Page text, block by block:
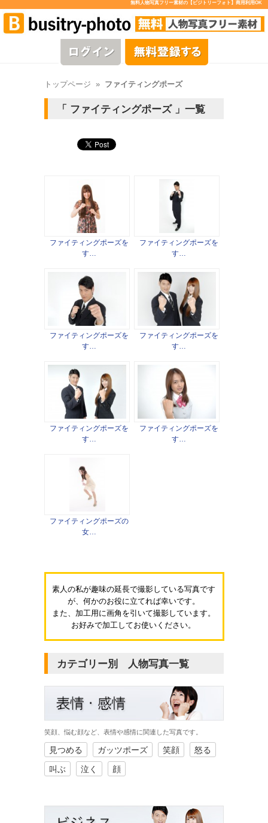
無料人物写真フリー素材の【ビジトリーフォト】商用利用OK
トップページ » ファイティングポーズ
ファイティングポーズ 一覧
ファイティングポーズを
す…
ファイティングポーズを
す…
ファイティングポーズを
す…
ファイティングポーズを
す…
ファイティングポーズを
す…
ファイティングポーズを
す…
ファイティングポーズの
女…
素人の私が趣味の延長で撮影している写真です
が、何かのお役に立てれば幸いです。
また、加工用に画角を引いて撮影しています。
お好みで加工してお使いください。
カテゴリー別 人物写真一覧
笑顔、悩む顔など、表情や感情に関連した写真です。
見つめる ガッツポーズ 笑顔
怒る
叫ぶ
泣く 顔